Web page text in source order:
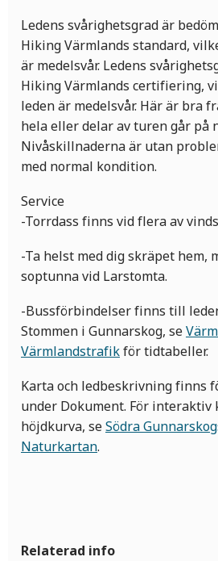
Ledens svårighetsgrad är
Hiking Värmlands standard,
är medelsvår. Ledens
Hiking Värmlands certifiering,
leden är medelsvår. Här är bra
hela eller delar av turen går på
Nivåskillnaderna är utan
med normal kondition.
Service
-Torrdass finns vid flera av
-Ta helst med dig skräpet hem,
soptunna vid Larstomta.
-Bussförbindelser finns till
Stommen i Gunnarskog, se
Värmlandstrafikför tidtabeller.
Karta och ledbeskrivning finns
under Dokument. För interaktiv
höjdkurva, seSödra
Naturkartan.
Relaterad info